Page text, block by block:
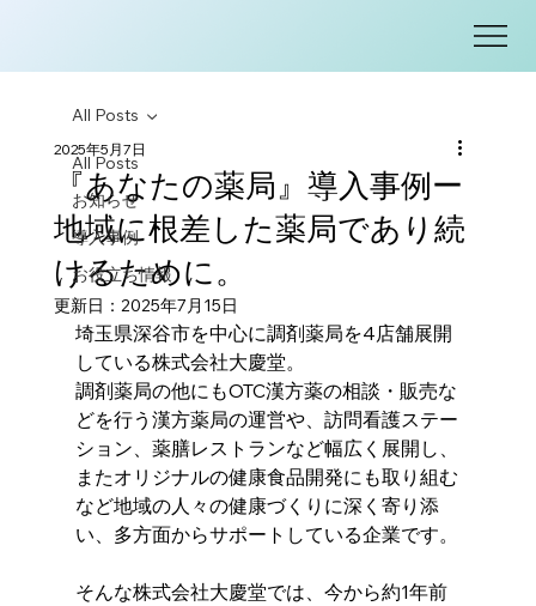
All Posts
お知らせ
導入事例
お役立ち情報
All Posts
『あなたの薬局』導入事例ー
地域に根差した薬局であり続
けるために。
2025年5月7日
更新日： 2025年7月15日
埼玉県深谷市を中心に調剤薬局を4店舗展開
している株式会社大慶堂。
調剤薬局の他にもOTC漢方薬の相談・販売な
どを行う漢方薬局の運営や、訪問看護ステー
ション、薬膳レストランなど幅広く展開し、
またオリジナルの健康食品開発にも取り組む
など地域の人々の健康づくりに深く寄り添
い、多方面からサポートしている企業です。
そんな株式会社大慶堂では、今から約1年前